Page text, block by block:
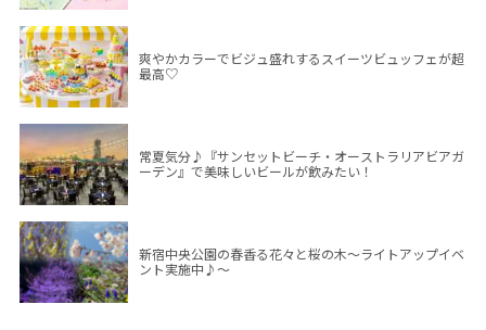
爽やかカラーでビジュ盛れするスイーツビュッフェが超
最高♡
常夏気分♪『サンセットビーチ・オーストラリアビアガ
ーデン』で美味しいビールが飲みたい！
新宿中央公園の春香る花々と桜の木～ライトアップイベ
ント実施中♪～